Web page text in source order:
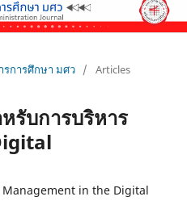
รการศึกษา มศว / Articles
รับการบริหาร
in the Digital